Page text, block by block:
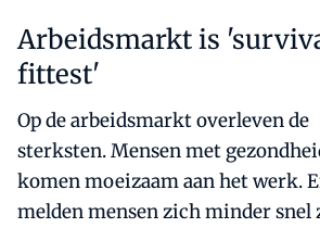
Arbeidsmarkt is
fittest'
Op de arbeidsmarkt overleven de
sterksten. Mensen met
komen moeizaam aan het werk.
melden mensen zich minder snel